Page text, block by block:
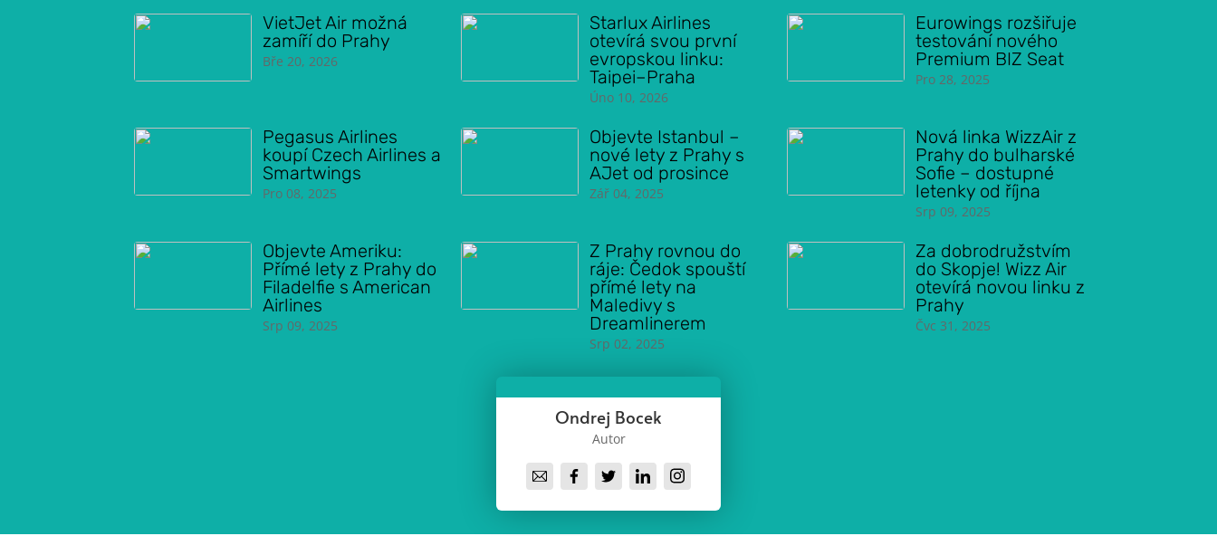
VietJet Air možná
zamíří do Prahy
Bře 20, 2026
Starlux Airlines
otevírá svou první
evropskou linku:
Taipei–Praha
Úno 10, 2026
Eurowings rozšiřuje
testování nového
Premium BIZ Seat
Pro 28, 2025
Pegasus Airlines
koupí Czech Airlines a
Smartwings
Pro 08, 2025
Objevte Istanbul –
nové lety z Prahy s
AJet od prosince
Zář 04, 2025
Nová linka WizzAir z
Prahy do bulharské
Sofie – dostupné
letenky od října
Srp 09, 2025
Objevte Ameriku:
Přímé lety z Prahy do
Filadelfie s American
Airlines
Srp 09, 2025
Z Prahy rovnou do
ráje: Čedok spouští
přímé lety na
Maledivy s
Dreamlinerem
Srp 02, 2025
Za dobrodružstvím
do Skopje! Wizz Air
otevírá novou linku z
Prahy
Čvc 31, 2025
Ondrej Bocek
Autor